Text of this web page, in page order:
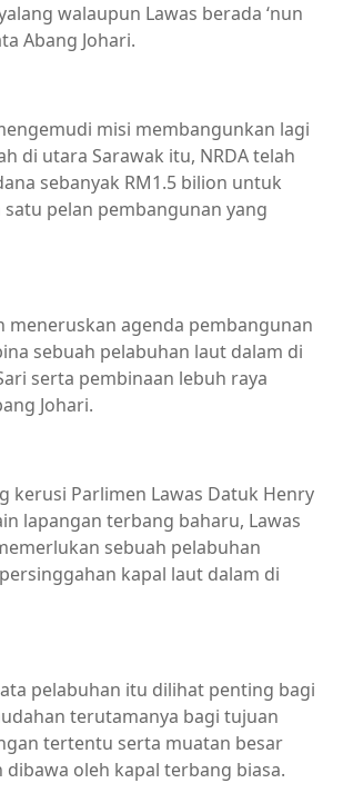
walaupun Lawas berada ‘nun
Abang Johari.
misi membangunkan lagi
di utara Sarawak itu, NRDA telah
sebanyak RM1.5 bilion untuk
pelan pembangunan yang
meneruskan agenda pembangunan
sebuah pelabuhan laut dalam di
serta pembinaan lebuh raya
Johari.
kerusi Parlimen Lawas Datuk Henry
lapangan terbang baharu, Lawas
sebuah pelabuhan
kapal laut dalam di
pelabuhan itu dilihat penting bagi
terutamanya bagi tujuan
tertentu serta muatan besar
oleh kapal terbang biasa.